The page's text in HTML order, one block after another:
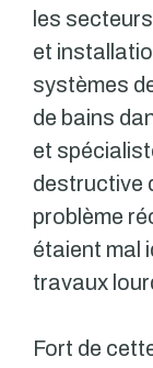
les
et
systèmes
de bains
et
destructive
problème
étaient mal
travaux
Fort de